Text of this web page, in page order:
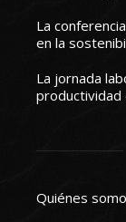
La
en la
La jornada
productividad
Quiénes